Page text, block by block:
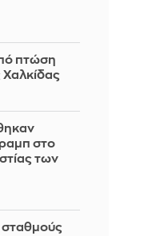
πτώση
στο
των
σταθμούς